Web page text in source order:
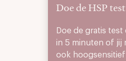
Doe de HSP test
Doe de gratis
in 5 minuten of jij
ook